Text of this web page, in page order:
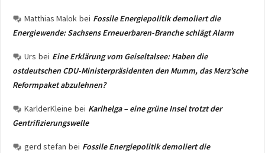
Matthias Malok bei Fossile Energiepolitik demoliert die
Energiewende: Sachsens Erneuerbaren-Branche schlägt Alarm
Urs bei Eine Erklärung vom Geiseltalsee: Haben die
ostdeutschen CDU-Ministerpräsidenten den Mumm, das Merz’sche
Reformpaket abzulehnen?
KarlderKleine bei Karlhelga – eine grüne Insel trotzt der
Gentrifizierungswelle
gerd stefan bei Fossile Energiepolitik demoliert die